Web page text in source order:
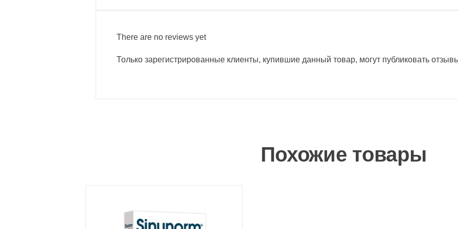
There are no reviews yet
Только зарегистрированные клиенты, купившие данный товар, могут публиковать
Похожие товары